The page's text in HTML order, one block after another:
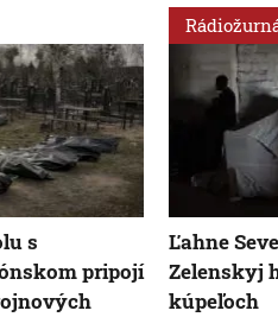
s
pripojí
Ľahne
Zelenskyj
kúpeľoch